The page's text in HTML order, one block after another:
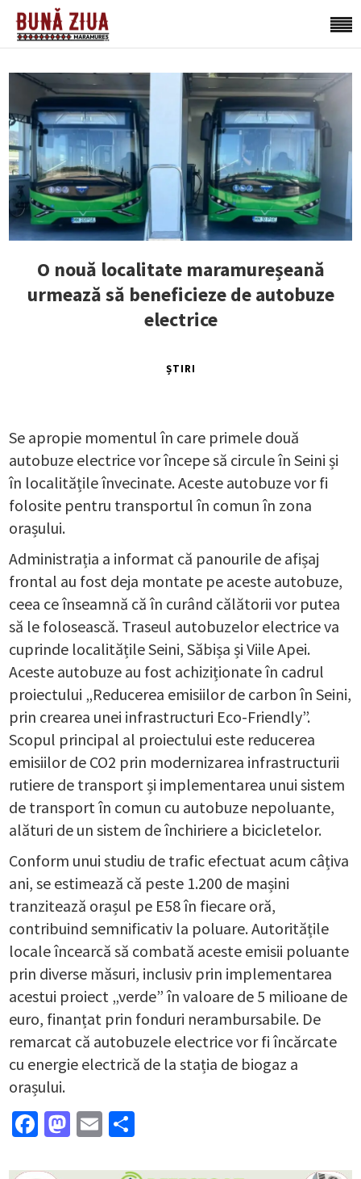
O nouă localitate maramureșeană
urmează să beneficieze de autobuze
electrice
ȘTIRI
Se apropie momentul în care primele două
autobuze electrice vor începe să circule în Seini și
în localitățile învecinate. Aceste autobuze vor fi
folosite pentru transportul în comun în zona
orașului.
Administrația a informat că panourile de afișaj
frontal au fost deja montate pe aceste autobuze,
ceea ce înseamnă că în curând călătorii vor putea
să le folosească. Traseul autobuzelor electrice va
cuprinde localitățile Seini, Săbișa și Viile Apei.
Aceste autobuze au fost achiziționate în cadrul
proiectului „Reducerea emisiilor de carbon în Seini,
prin crearea unei infrastructuri Eco-Friendly”.
Scopul principal al proiectului este reducerea
emisiilor de CO2 prin modernizarea infrastructurii
rutiere de transport și implementarea unui sistem
de transport în comun cu autobuze nepoluante,
alături de un sistem de închiriere a bicicletelor.
Conform unui studiu de trafic efectuat acum câțiva
ani, se estimează că peste 1.200 de mașini
tranzitează orașul pe E58 în fiecare oră,
contribuind semnificativ la poluare. Autoritățile
locale încearcă să combată aceste emisii poluante
prin diverse măsuri, inclusiv prin implementarea
acestui proiect „verde” în valoare de 5 milioane de
euro, finanțat prin fonduri nerambursabile. De
remarcat că autobuzele electrice vor fi încărcate
cu energie electrică de la stația de biogaz a
orașului.
Facebook
Mastodon
Email